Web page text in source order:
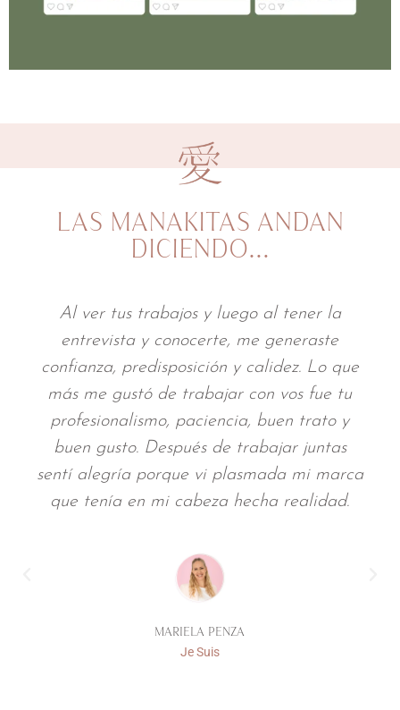
LAS MANAKITAS ANDAN
DICIENDO…
tener la
Lo que
vos fue tu
trato y
juntas
mi marca
realidad.
A través de tu trabajo mi
profesional cobraba vida, y eso
movilizante para mí. Cumpliste
mis expectativas y lograste algo
más profundo: me sentí vista. Y
más valioso, porque supiste
esencia. Esa sensibilidad
tenés, esa intuición tan tuya,